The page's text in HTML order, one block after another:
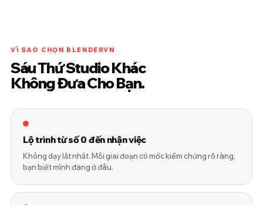
VÌ SAO CHỌN BLENDERVN
Sáu Thứ Studio Khác
Không Đưa Cho Bạn.
Lộ trình từ số 0 đến nhận việc
Không dạy lắt nhắt. Mỗi giai đoạn có mốc kiểm chứng rõ ràng,
bạn biết mình đang ở đâu.